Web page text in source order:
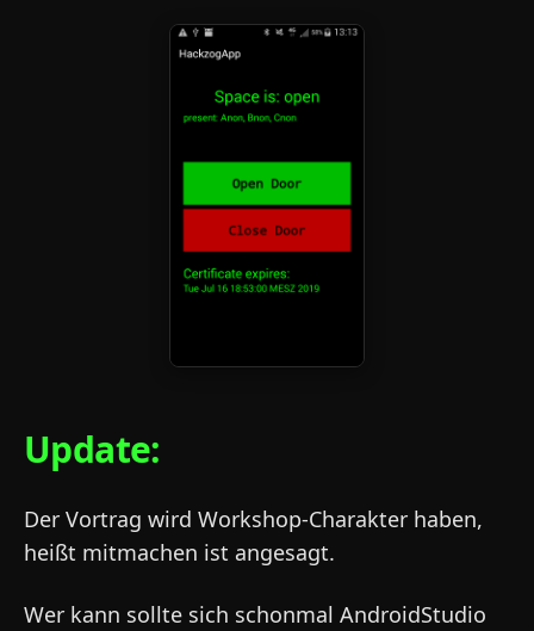
Update:
Der Vortrag wird Workshop-Charakter haben,
heißt mitmachen ist angesagt.
Wer kann sollte sich schonmal AndroidStudio